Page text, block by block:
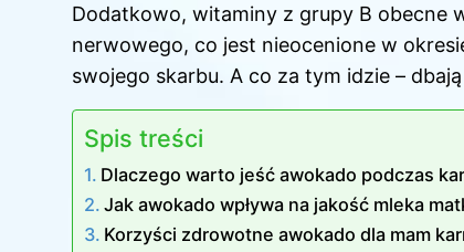
Dodatkowo, witaminy z grupy B obecne
nerwowego, co jest nieocenione w
swojego skarbu. A co za tym idzie –
Spis treści
Dlaczego warto jeść awokado podczas
Jak awokado wpływa na jakość mleka
Korzyści zdrowotne awokado dla mam